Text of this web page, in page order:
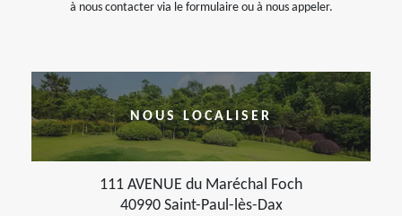
à nous contacter via le formulaire ou à nous appeler.
NOUS LOCALISER
111 AVENUE du Maréchal Foch
40990 Saint-Paul-lès-Dax